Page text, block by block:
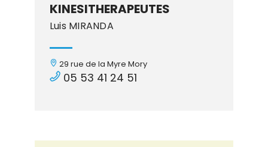
KINESITHERAPEUTES
Luis MIRANDA
29 rue de la Myre Mory
05 53 41 24 51